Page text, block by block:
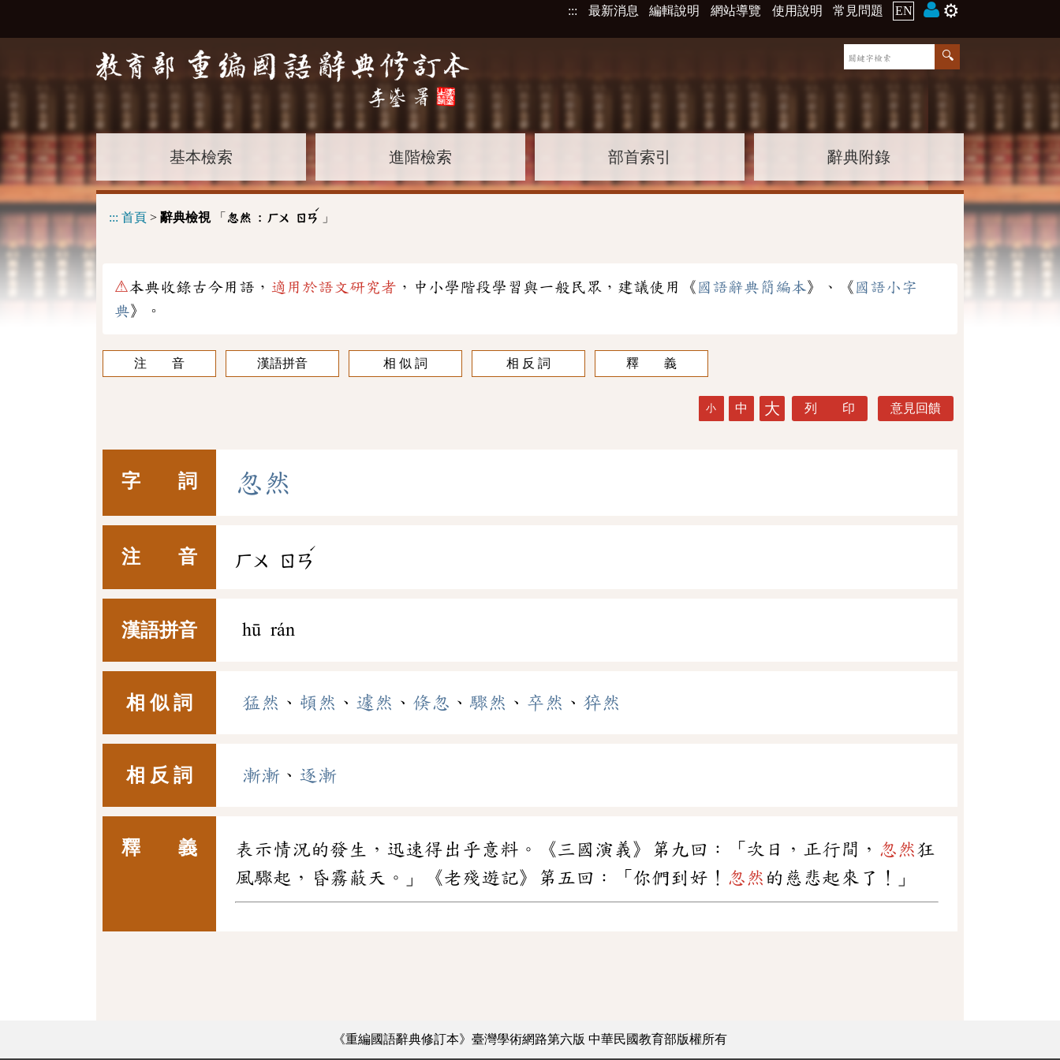
::: 最新消息 編輯說明 網站導覽 使用說明 常見問題 EN ⚙️
基本檢索 進階檢索 部首索引 辭典附錄
::: 首頁 > 辭典檢視「 忽然 : ㄏㄨ ㄖㄢ
ˊ
」
⚠本典收錄古今用語， 適用於語文研究者 ，中小學階段學習與一般民眾，建議使用《 國語辭典簡編本》、《 國語小字
典》。
注 音 漢語拼音 相 似 詞 相 反 詞 釋 義
小 中 大 列 印 意見回饋
字 詞 忽 然
注 音 ㄏㄨ ㄖㄢ
ˊ
漢語拼音 hū rán
相 似 詞 猛然 、 頓然 、 遽然 、 倏忽 、 驟然 、 卒然 、 猝然
相 反 詞 漸漸 、 逐漸
釋 義 表示情況的發生，迅速得出乎意料。《三國演義》第九回：「次日，正行間， 忽然狂
風驟起，昏霧蔽天。」《老殘遊記》第五回：「你們到好！ 忽然 的慈悲起來了！」
《重編國語辭典修訂本》臺灣學術網路第六版 中華民國教育部版權所有